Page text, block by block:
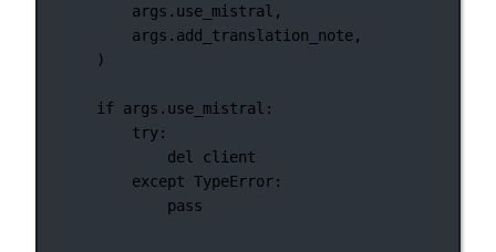
args.use_mistral,
args.add_translation_note,
)
if args.use_mistral:
try:
del
client
except TypeError:
pass